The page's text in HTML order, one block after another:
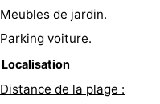
Meubles de jardin.
Parking voiture.
Localisation
Distance de la plage :